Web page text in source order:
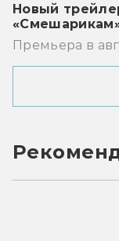
Новый
Премьера в